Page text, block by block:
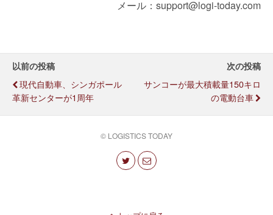
メール：support@logi-today.com
以前の投稿
現代自動車、シンガポール
革新センターが1周年
次の投稿
サンコーが最大積載量150キロ
の電動台車
© LOGISTICS TODAY